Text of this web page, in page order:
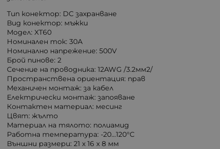
Тип конектор: DC захранване
Вид конектор: мъжки
Модел: XT60
Номинален ток: 30А
Номинално напрежение: 500V
Брой пинове: 2
Сечение на проводника: 12AWG /3.2мм2/
Пространствена ориентация: прав
Механичен монтаж: за кабел
Електрически монтаж: запояване
Контактен материал: месинг
Цвят: жълто
Материал на тялото: полиамид
Работна температура: -20...120°C
Външни размери: 21 x 16 x 8 мм